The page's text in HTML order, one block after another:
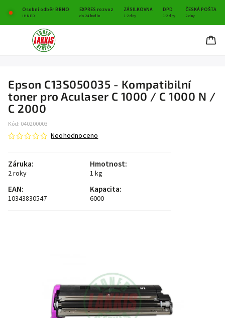
Osobní odběr BRNO EXPRES rozvoz ZÁSILKOVNA DPD ČESKÁ POŠTA
IHNED do 24 hodin 1-2 dny 1-2 dny 2 dny
Epson C13S050035 - Kompatibilní
toner pro Aculaser C 1000 / C 1000 N /
C 2000
Kód: 040200003
Neohodnoceno
Záruka:
2 roky
Hmotnost:
1 kg
EAN:
10343830547
Kapacita:
6000